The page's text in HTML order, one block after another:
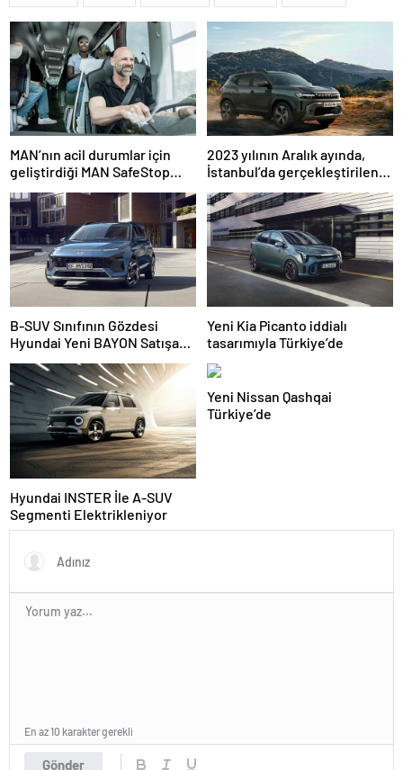
MAN’nın acil durumlar için
geliştirdiği MAN SafeStop
Assist, otobüs kazalarını
önlemeye yardımcı oluyor
2023 yılının Aralık ayında,
İstanbul’da gerçekleştirilen
basın toplantısı ile ilk kez
duyurulan Yeni Renault
Duster, Türkiye yollarıyla
buluştu
B-SUV Sınıfının Gözdesi
Hyundai Yeni BAYON Satışa
Sunuldu.
Yeni Kia Picanto iddialı
tasarımıyla Türkiye’de
Hyundai INSTER İle A-SUV
Segmenti Elektrikleniyor
Yeni Nissan Qashqai
Türkiye’de
Gönder
En az 10 karakter gerekli